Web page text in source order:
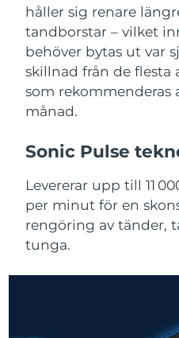
håller sig renare
tandborstar – vilket
behöver bytas ut var
skillnad från de flesta
som rekommenderas
månad.
Sonic Pulse
Levererar upp till 11
per minut för en
rengöring av tänder,
tunga.
For healthy
18% PAP
Kosmetika
Handla allt
FOREO APP
OM FOREO
Israel
Italien
Japan
Kuwait
Lettland
Libanon